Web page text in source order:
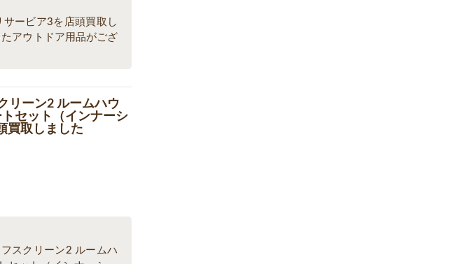
ービア3を店頭買取し
アウトドア用品がござ
リーン2 ルームハウ
セット（インナーシ
買取しました
スクリーン2 ルームハ